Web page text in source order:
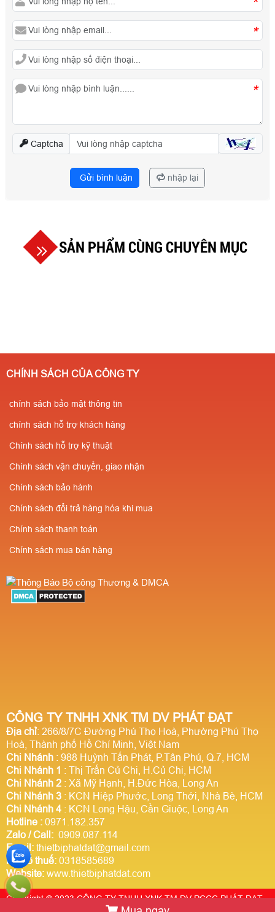
*
*
Captcha
Gửi bình luận nhập lại
SẢN PHẨM CÙNG CHUYÊN MỤC
CÔNG TY TNHH XNK TM DV PHÁT ĐẠT
Địa chỉ: 266/8/7C Đường Phú Thọ Hoà, Phường Phú Thọ
Hoà, Thành phố Hồ Chí Minh, Việt Nam
Chi Nhánh : 988 Huỳnh Tấn Phát, P.Tân Phú, Q.7, HCM
Chi Nhánh 1 : Thị Trấn Củ Chi, H.Củ Chi, HCM
Chi Nhánh 2 : Xã Mỹ Hạnh, H.Đức Hòa, Long An
Chi Nhánh 3 : KCN Hiệp Phước, Long Thới, Nhà Bè, HCM
Chi Nhánh 4 : KCN Long Hậu, Cần Giuộc, Long An
Hotline : 0971.182.357
Zalo / Call: 0909.087.114
Email: thietbiphatdat@gmail.com
Mã số thuế: 0318585689
Website: www.thietbiphatdat.com
CHÍNH SÁCH CỦA CÔNG TY
chính sách bảo mật thông tin
chính sách hỗ trợ khách hàng
Chính sách hỗ trợ kỹ thuật
Chính sách vận chuyển, giao nhận
Chính sách bảo hành
Chính sách đổi trả hàng hóa khi mua
Chính sách thanh toán
Chính sách mua bán hàng
Copyright © 2023 CÔNG TY TNHH XNK TM DV PCCC PHÁT ĐẠT.